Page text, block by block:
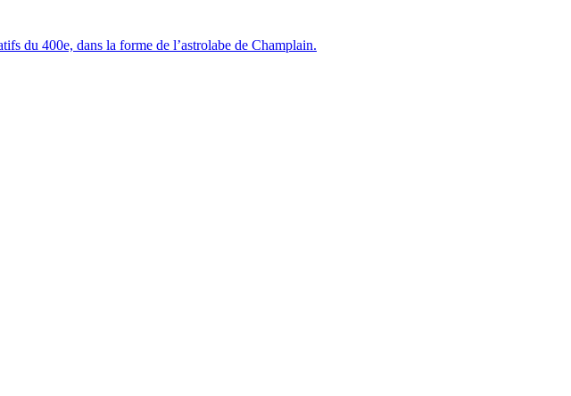
du 400e, dans la forme de l’astrolabe de Champlain.